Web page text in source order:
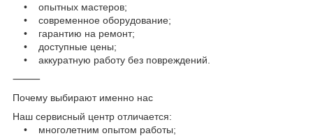
• опытных мастеров;
• современное оборудование;
• гарантию на ремонт;
• доступные цены;
• аккуратную работу без повреждений.
⸻
Почему выбирают именно нас
Наш сервисный центр отличается:
• многолетним опытом работы;